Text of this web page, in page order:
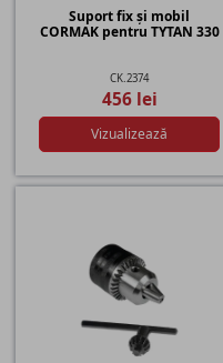
Suport fix și mobil
CORMAK pentru TYTAN 330
CK.2374
456 lei
Vizualizează